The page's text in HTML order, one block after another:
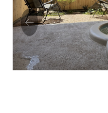
Prev
ious